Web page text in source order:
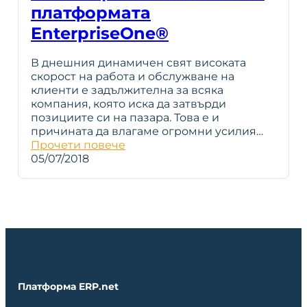
платформата
EnterpriseOne®
В днешния динамичен свят високата
скорост на работа и обслужване на
клиенти е задължителна за всяка
компания, която иска да затвърди
позициите си на пазара. Това е и
причината да влагаме огромни усилия…
Прочети повече
05/07/2018
Платформа ERP.net